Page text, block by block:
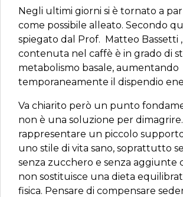
Negli ultimi giorni si è tornato a
come possibile alleato. Secondo
spiegato dal Prof. Matteo Bassetti
contenuta nel caffè è in grado di
metabolismo basale, aumentando
temporaneamente il dispendio
Va chiarito però un punto
non è una soluzione per
rappresentare un piccolo
uno stile di vita sano, soprattutto
senza zucchero e senza aggiunte
non sostituisce una dieta
fisica. Pensare di compensare